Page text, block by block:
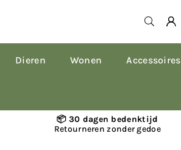
Dieren Wonen Accessoires
📦 30 dagen bedenktijd
Retourneren zonder gedoe